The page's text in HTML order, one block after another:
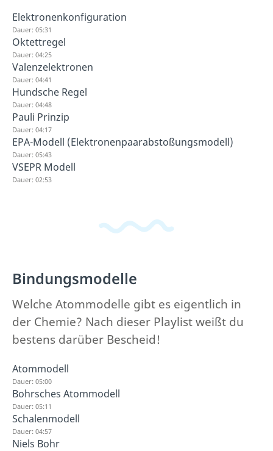
Elektronenkonfiguration
Dauer: 05:31
Oktettregel
Dauer: 04:25
Valenzelektronen
Dauer: 04:41
Hundsche Regel
Dauer: 04:48
Pauli Prinzip
Dauer: 04:17
EPA-Modell (Elektronenpaarabstoßungsmodell)
Dauer: 05:43
VSEPR Modell
Dauer: 02:53
Bindungsmodelle
Welche Atommodelle gibt es eigentlich in
der Chemie? Nach dieser Playlist weißt du
bestens darüber Bescheid!
Atommodell
Dauer: 05:00
Bohrsches Atommodell
Dauer: 05:11
Schalenmodell
Dauer: 04:57
Niels Bohr